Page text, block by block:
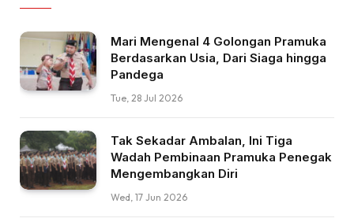
Mari Mengenal 4 Golongan Pramuka
Berdasarkan Usia, Dari Siaga hingga
Pandega
Tue, 28 Jul 2026
Tak Sekadar Ambalan, Ini Tiga
Wadah Pembinaan Pramuka Penegak
Mengembangkan Diri
Wed, 17 Jun 2026